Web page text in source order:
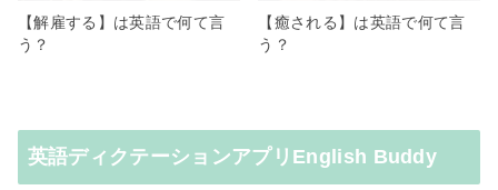
【解雇する】は英語で何て言
う？
【癒される】は英語で何て言
う？
英語ディクテーションアプリEnglish Buddy